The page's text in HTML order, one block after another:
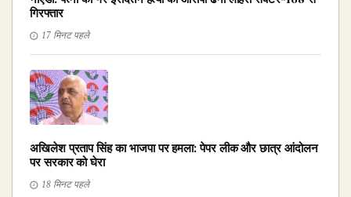
गिरफ्तार
17 मिनट पहले
अखिलेश प्रताप सिंह का भाजपा पर हमला: पेपर लीक और छात्र आंदोलन
पर सरकार को घेरा
18 मिनट पहले